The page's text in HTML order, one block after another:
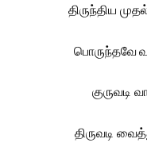
திருந்திய
பொருந்தவே
குருவடி
திருவடி